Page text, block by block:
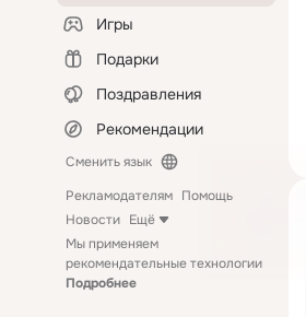
Игры
Подарки
Поздравления
Рекомендации
Сменить язык
Рекламодателям Помощь
Новости Ещё
Мы применяем
рекомендательные технологии
Подробнее